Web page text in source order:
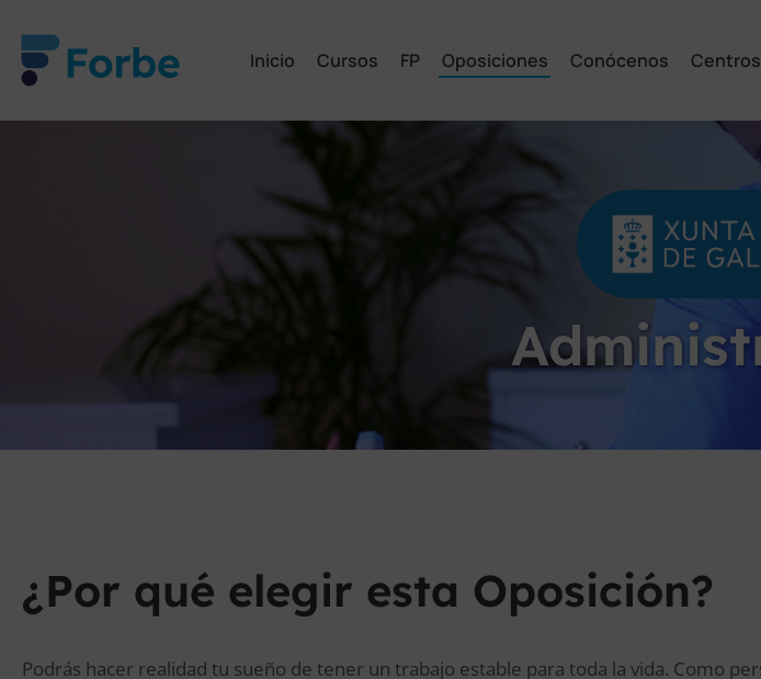
Inicio Cursos FP Oposiciones Conócenos Centros
¿Por qué elegir esta Oposición?
Podrás hacer realidad tu sueño de tener un trabajo estable para toda la vida. Como